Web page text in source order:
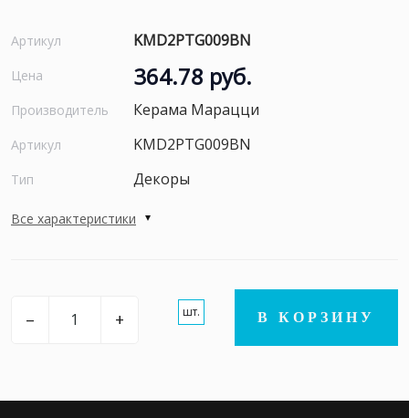
Артикул KMD2PTG009BN
Цена 364.78 руб.
Производитель Керама Марацци
Артикул KMD2PTG009BN
Тип Декоры
Все характеристики
– + шт. В КОРЗИНУ